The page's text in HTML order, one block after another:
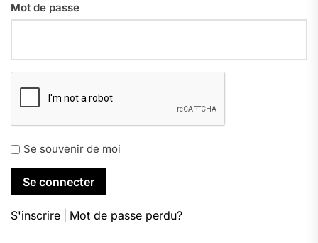
Mot de passe
Se souvenir de moi
S'inscrire Mot de passe perdu?